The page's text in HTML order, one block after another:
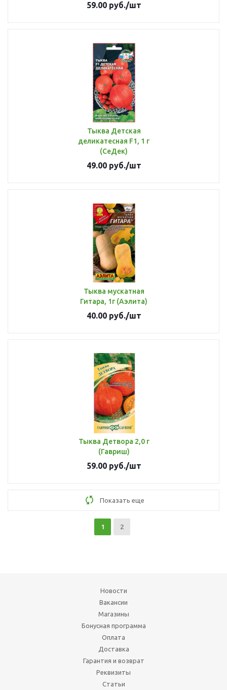
59.00руб./шт
Тыква Детская
деликатесная F1, 1 г
(СеДек)
49.00руб./шт
Тыква мускатная
Гитара, 1г (Аэлита)
40.00руб./шт
Тыква Детвора 2,0 г
(Гавриш)
59.00руб./шт
Показать еще
1 2
Новости
Вакансии
Магазины
Бонусная программа
Оплата
Доставка
Гарантия и возврат
Реквизиты
Статьи